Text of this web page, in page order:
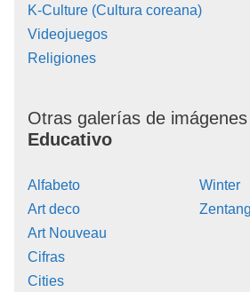
K-Culture (Cultura coreana)
Videojuegos
Religiones
Otras galerías de
Educativo
Alfabeto
Art deco
Art Nouveau
Cifras
Cities
Winter